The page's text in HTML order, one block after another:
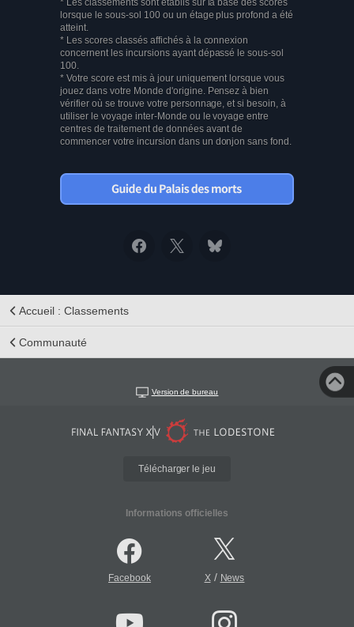
* Les classements sont établis sur la base des scores
lorsque le sous-sol 100 ou un étage plus profond a été
atteint.
* Les scores classés affichés à la connexion
concernent les incursions ayant dépassé le sous-sol
100.
* Votre score est mis à jour uniquement lorsque vous
jouez dans votre Monde d'origine. Pensez à bien
vérifier où se trouve votre personnage, et si besoin, à
utiliser le voyage inter-Monde ou le voyage entre
centres de traitement de données avant de
commencer votre incursion dans un donjon sans fond.
Accueil : Classements
Communauté
Version de bureau
Télécharger le jeu
Informations officielles
Facebook X/ News